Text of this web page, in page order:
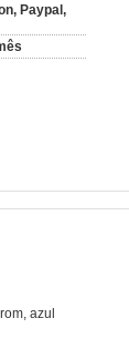
Paypal,
azul